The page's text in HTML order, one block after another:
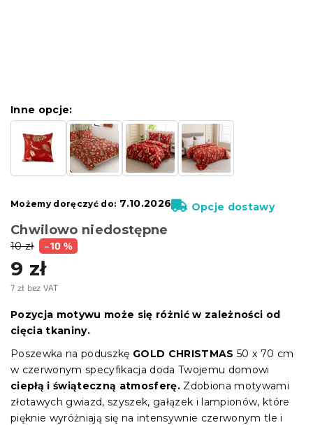
10 zł –10 %
9 zł
7 zł bez VAT
jednostkowa:
Chwilowo niedostępne
Inne opcje:
Możemy doręczyć do: 7.10.2026 Opcje dostawy
Pozycja motywu może się różnić w zależności od
cięcia tkaniny.
Poszewka na poduszkę GOLD CHRISTMAS 50 x 70 cm
w czerwonym specyfikacja doda Twojemu domowi
ciepłą i świąteczną atmosferę. Zdobiona motywami
złotawych gwiazd, szyszek, gałązek i lampionów, które
pięknie wyróżniają się na intensywnie czerwonym tle i